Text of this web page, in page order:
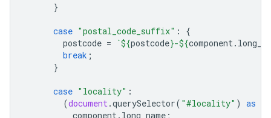
}
case "postal_code_suffix" :
{
postcode = `${postcode}-${component.
break ;
}
case "locality" :
(document.querySelector( "#locality" ) as
component. long_name ;